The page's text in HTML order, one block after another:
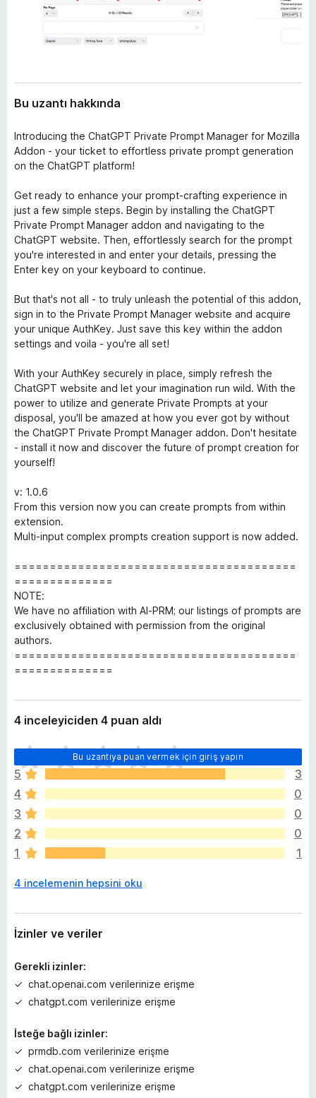
Bu uzantı hakkında
Introducing the ChatGPT Private Prompt Manager for Mozilla
Addon - your ticket to effortless private prompt generation
on the ChatGPT platform!
Get ready to enhance your prompt-crafting experience in
just a few simple steps. Begin by installing the ChatGPT
Private Prompt Manager addon and navigating to the
ChatGPT website. Then, effortlessly search for the prompt
you're interested in and enter your details, pressing the
Enter key on your keyboard to continue.
But that's not all - to truly unleash the potential of this addon,
sign in to the Private Prompt Manager website and acquire
your unique AuthKey. Just save this key within the addon
settings and voila - you're all set!
With your AuthKey securely in place, simply refresh the
ChatGPT website and let your imagination run wild. With the
power to utilize and generate Private Prompts at your
disposal, you'll be amazed at how you ever got by without
the ChatGPT Private Prompt Manager addon. Don't hesitate
- install it now and discover the future of prompt creation for
yourself!
v: 1.0.6
From this version now you can create prompts from within
extension.
Multi-input complex prompts creation support is now added.
========================================
==============
NOTE:
We have no affiliation with AI-PRM; our listings of prompts are
exclusively obtained with permission from the original
authors.
========================================
==============
4 inceleyiciden 4 puan aldı
Bu uzantıya puan vermek için giriş yapın
H
e
n
ü
z
h
i
ç
u
n
y
k
5
3
4
0
3
0
2
0
1
1
4 incelemenin hepsini oku
İzinler ve veriler
Gerekli izinler:
chat.openai.com verilerinize erişme
chatgpt.com verilerinize erişme
İsteğe bağlı izinler:
prmdb.com verilerinize erişme
chat.openai.com verilerinize erişme
chatgpt.com verilerinize erişme